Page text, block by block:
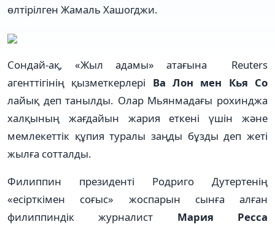
өлтірілген Жамаль Хашогджи.
Сондай-ақ, «Жыл адамы» атағына Reuters
агенттігінің қызметкерлері Ва Лон мен Кья Со
лайық деп танылды. Олар Мьянмадағы рохинджа
халқының жағдайын жария еткені үшін және
мемлекеттік құпия туралы заңды бұзды деп жеті
жылға сотталды.
Филиппин президенті Родриго Дутертенің
«есірткімен соғыс» жоспарын сынға алған
филиппиндік журналист Мария Ресса